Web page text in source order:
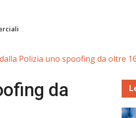
Polizia uno spoofing da oltre
da